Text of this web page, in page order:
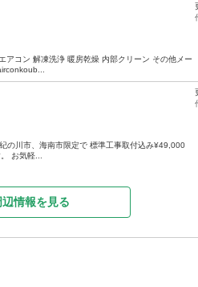
アコン 解凍洗浄 暖房乾燥 内部クリーン その他メー
の川市、海南市限定で 標準工事取付込み¥49,000
お気軽...
辺情報を見る